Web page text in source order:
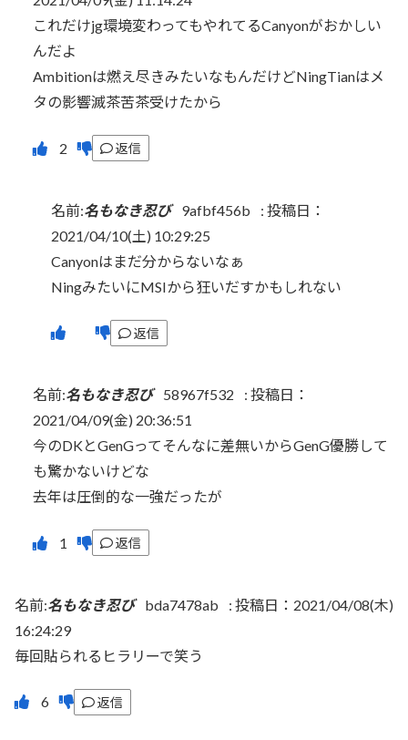
これだけjg環境変わってもやれてるCanyonがおかしい
んだよ
Ambitionは燃え尽きみたいなもんだけどNingTianはメ
タの影響滅茶苦茶受けたから
返信
名前:名もなき忍び 9afbf456b : 投稿日：
2021/04/10(土) 10:29:25
Canyonはまだ分からないなぁ
NingみたいにMSIから狂いだすかもしれない
返信
名前:名もなき忍び 58967f532 : 投稿日：
2021/04/09(金) 20:36:51
今のDKとGenGってそんなに差無いからGenG優勝して
も驚かないけどな
去年は圧倒的な一強だったが
返信
名前:名もなき忍び bda7478ab : 投稿日：2021/04/08(木)
16:24:29
毎回貼られるヒラリーで笑う
返信